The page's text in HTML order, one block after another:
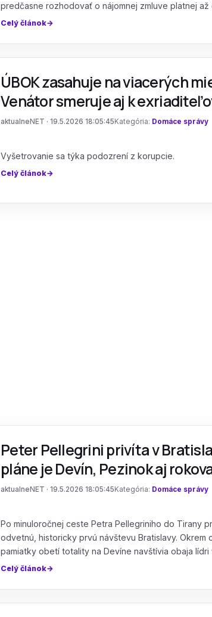
predčasne rozhodovať o nájomnej zmluve platnej až
Celý článok
ÚBOK zasahuje na viacerých
Venátor smeruje aj k
aktualneNET · 19.5.2026 18:05:45 Kategória: Domáce správy
Vyšetrovanie sa týka podozrení z korupcie.
Celý článok
Peter Pellegrini privíta v
pláne je Devín, Pezinok aj
aktualneNET · 19.5.2026 18:05:45 Kategória: Domáce správy
Po minuloročnej ceste Petra Pellegriniho do Tirany
odvetnú, historicky prvú návštevu Bratislavy.
pamiatky obetí totality na Devíne navštívia obaja
Celý článok